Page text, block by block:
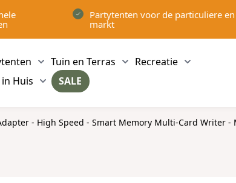
Partytenten voor de particuliere
markt
Show submenu for Partytenten category
Tuin en Terras
Show submenu for
Recreatie
Show
Huis
Show submenu for Voor in Huis category
SALE
- High Speed - Smart Memory Multi-Card Writer -